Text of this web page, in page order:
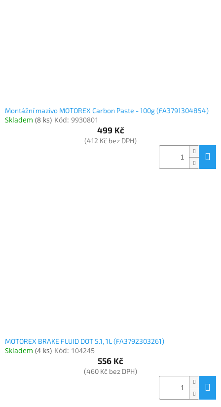
Montážní mazivo MOTOREX Carbon Paste - 100g (FA3791304854)
Skladem (8 ks) Kód: 9930801
499 Kč
(412 Kč bez DPH)
MOTOREX BRAKE FLUID DOT 5.1, 1L (FA3792303261)
Skladem (4 ks) Kód: 104245
556 Kč
(460 Kč bez DPH)